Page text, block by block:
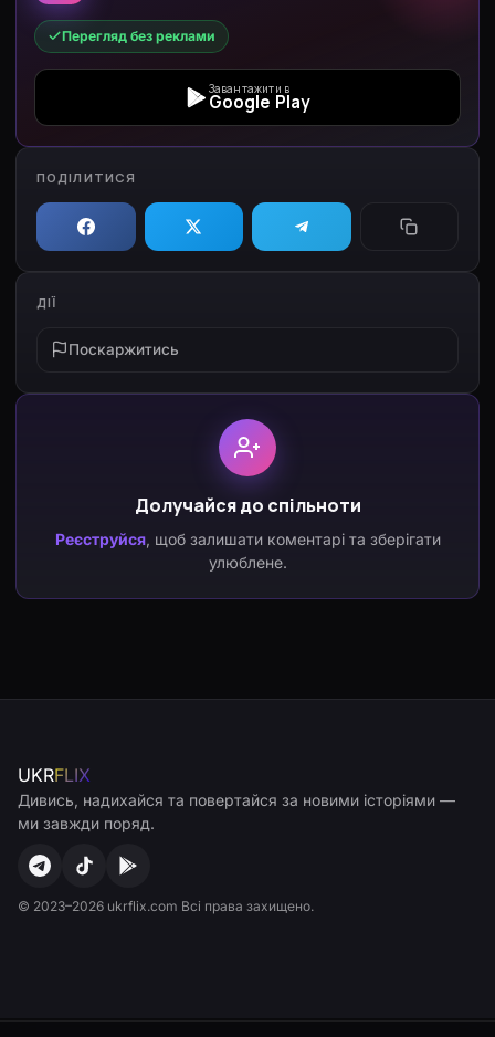
Перегляд без реклами
Завантажити в
Google Play
ПОДІЛИТИСЯ
ДІЇ
Поскаржитись
Долучайся до спільноти
Реєструйся, щоб залишати коментарі та зберігати
улюблене.
UKRFLIX
Дивись, надихайся та повертайся за новими історіями —
ми завжди поряд.
© 2023–2026 ukrflix.com Всі права захищено.